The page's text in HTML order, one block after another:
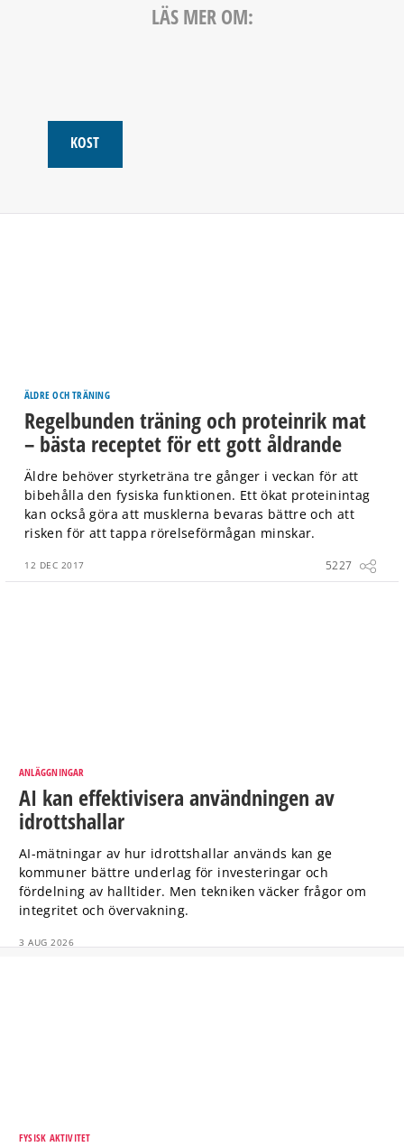
LÄS MER OM:
KOST
ÄLDRE OCH TRÄNING
Regelbunden träning och proteinrik mat
– bästa receptet för ett gott åldrande
Äldre behöver styrketräna tre gånger i veckan för att
bibehålla den fysiska funktionen. Ett ökat proteinintag
kan också göra att musklerna bevaras bättre och att
risken för att tappa rörelseförmågan minskar.
12 DEC 2017 5227
ANLÄGGNINGAR
AI kan effektivisera användningen av
idrottshallar
AI-mätningar av hur idrottshallar används kan ge
kommuner bättre underlag för investeringar och
fördelning av halltider. Men tekniken väcker frågor om
integritet och övervakning.
3 AUG 2026
FYSISK AKTIVITET